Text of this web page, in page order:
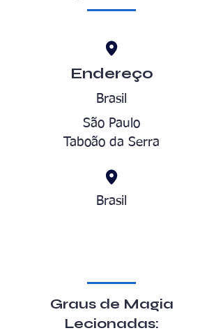
Endereço
Brasil
São Paulo
Taboão da Serra
Brasil
Graus de Magia
Lecionadas: